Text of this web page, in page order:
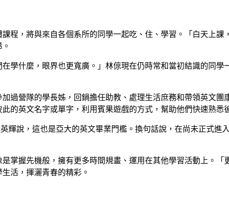
程，將與來自各個系所的同學一起吃、住、學習。「白天上
學什麼，眼界也更寬廣。」林倞現在仍時常和當初結識的同
過營隊的學長姊，回鍋擔任助教、處理生活庶務和帶領英文
的英文名字或單字，利用賓果遊戲的方式，幫助他們快速熟悉
輝說，這也是亞大的英文畢業門檻。換句話說，在尚未正式
掌握先機般，擁有更多時間規畫、運用在其他學習活動上。
活，揮灑青春的精彩。